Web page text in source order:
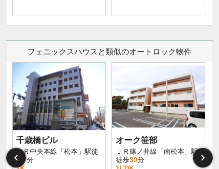
フェニックスハウスと類似のオートロック物件
千歳橋ビル
ＪＲ中央本線「松本」駅徒
歩
7分
オーク笹部
ＪＲ篠ノ井線「南松本」駅
徒歩30分